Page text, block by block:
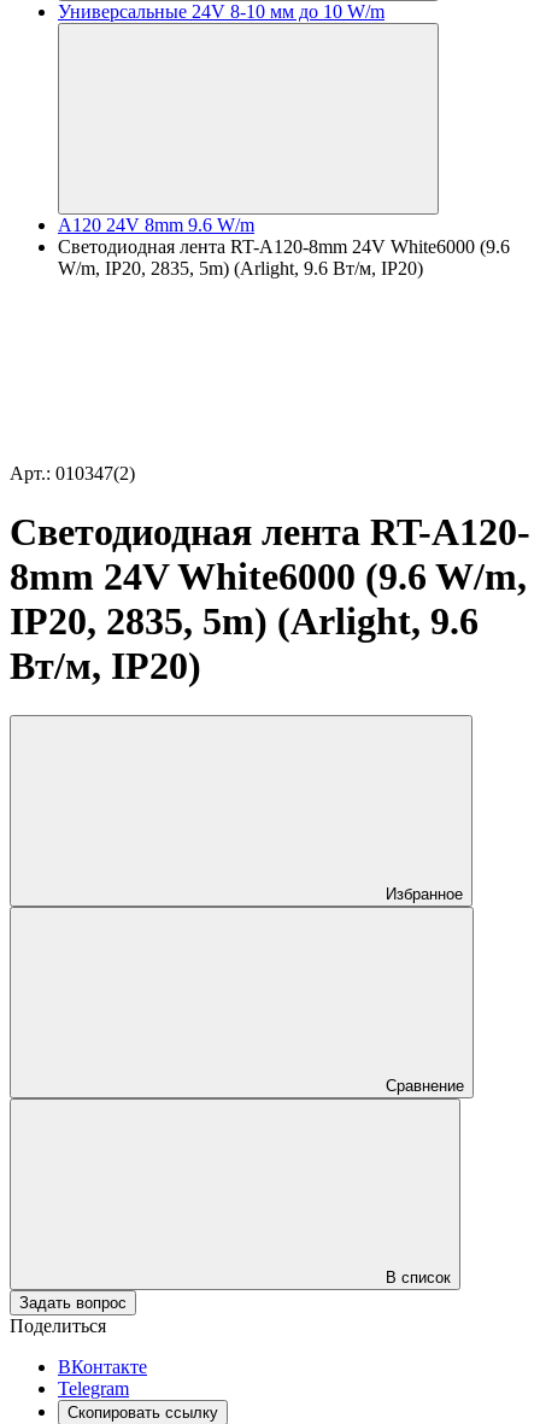
Универсальные 24V 8-10 мм до 10 W/m
A120 24V 8mm 9.6 W/m
Светодиодная лента RT-A120-8mm 24V White6000 (9.6
W/m, IP20, 2835, 5m) (Arlight, 9.6 Вт/м, IP20)
Арт.: 010347(2)
Светодиодная лента RT-A120-
8mm 24V White6000 (9.6 W/m,
IP20, 2835, 5m) (Arlight, 9.6
Вт/м, IP20)
Избранное
Сравнение
В список
Задать вопрос
Поделиться
ВКонтакте
Telegram
Скопировать ссылку